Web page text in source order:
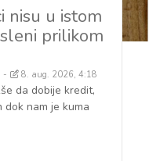
nisu u istom
prilikom
8. aug. 2026, 4:18
da dobije kredit,
dok nam je kuma